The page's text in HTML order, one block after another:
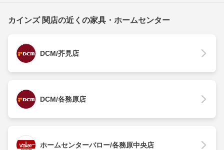
カインズ 関店の近くの家具・ホームセンター
DCM/芥見店
DCM/各務原店
ホームセンターバロー/各務原中央店